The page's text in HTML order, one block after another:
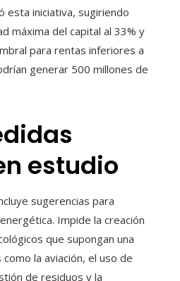
esta iniciativa, sugiriendo
máxima del capital al 33% y
para rentas inferiores a
generar 500 millones de
estudio
sugerencias para
Impide la creación
que supongan una
la aviación, el uso de
de residuos y la